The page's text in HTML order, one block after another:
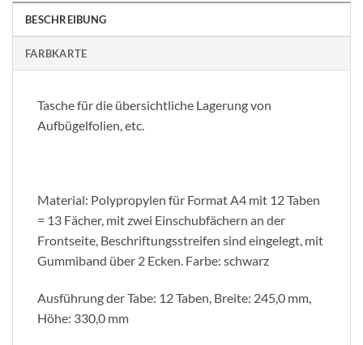
BESCHREIBUNG
FARBKARTE
Tasche für die übersichtliche Lagerung von
Aufbügelfolien, etc.
Material: Polypropylen für Format A4 mit 12 Taben
= 13 Fächer, mit zwei Einschubfächern an der
Frontseite, Beschriftungsstreifen sind eingelegt, mit
Gummiband über 2 Ecken. Farbe: schwarz
Ausführung der Tabe: 12 Taben, Breite: 245,0 mm,
Höhe: 330,0 mm